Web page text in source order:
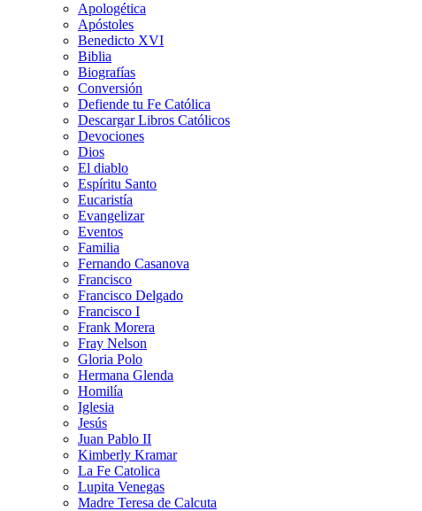
Apologética
Apóstoles
Benedicto XVI
Biblia
Biografías
Conversión
Defiende tu Fe Católica
Descargar Libros Católicos
Devociones
Dios
El diablo
Espíritu Santo
Eucaristía
Evangelizar
Eventos
Familia
Fernando Casanova
Francisco
Francisco Delgado
Francisco I
Frank Morera
Fray Nelson
Gloria Polo
Hermana Glenda
Homilía
Iglesia
Jesús
Juan Pablo II
Kimberly Kramar
La Fe Catolica
Lupita Venegas
Madre Teresa de Calcuta